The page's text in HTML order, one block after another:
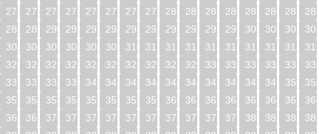
272
273 274 275 276 277 278 279 280 281 282 283 284 285 286
288
289 290 291 292 293 294 295 296 297 298 299 300 301 302
304
305 306 307 308 309 310 311 312 313 314 315 316 317 318
320
321 322 323 324 325 326 327 328 329 330 331 332 333 334
336
337 338 339 340 341 342 343 344 345 346 347 348 349 350
352
353 354 355 356 357 358 359 360 361 362 363 364 365 366
368
369 370 371 372 373 374 375 376 377 378 379 380 381 382